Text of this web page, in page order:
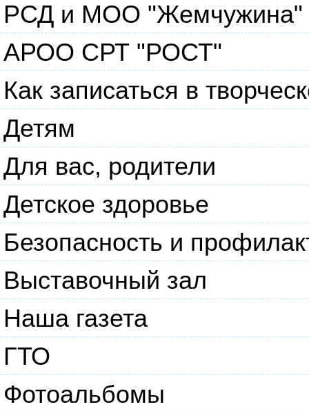
РСД и МОО "Жемчужина"
АРОО СРТ "РОСТ"
Как записаться в
Детям
Для вас, родители
Детское здоровье
Безопасность и
Выставочный зал
Наша газета
ГТО
Фотоальбомы